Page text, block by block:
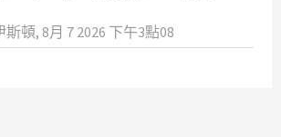
頓, 8月 7 2026 下午3點08